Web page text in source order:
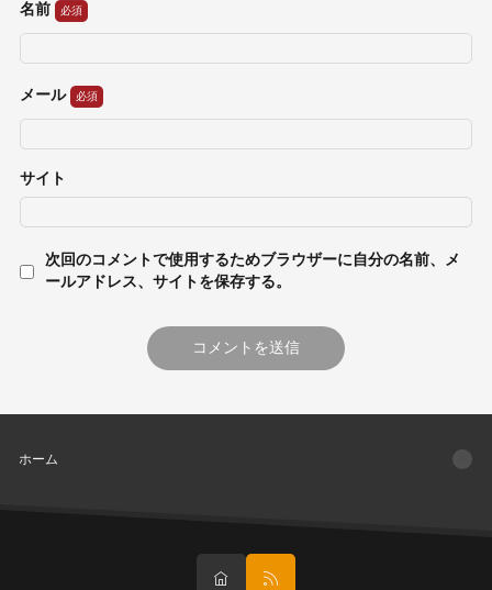
名前
メール
サイト
次回のコメントで使用するためブラウザーに自分の名前、メ
ールアドレス、サイトを保存する。
ホーム